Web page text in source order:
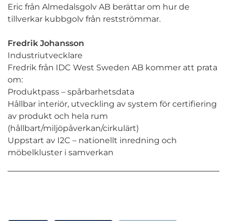
Eric från Almedalsgolv AB berättar om hur de
tillverkar kubbgolv från restströmmar.
Fredrik Johansson
Industriutvecklare
Fredrik från IDC West Sweden AB kommer att prata
om:
Produktpass – spårbarhetsdata
Hållbar interiör, utveckling av system för certifiering
av produkt och hela rum
(hållbart/miljöpåverkan/cirkulärt)
Uppstart av I2C – nationellt inredning och
möbelkluster i samverkan